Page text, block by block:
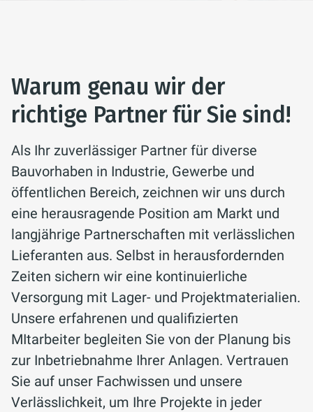
Warum genau wir der
richtige Partner für Sie sind!
Als Ihr zuverlässiger Partner für diverse
Bauvorhaben in Industrie, Gewerbe und
öffentlichen Bereich, zeichnen wir uns durch
eine herausragende Position am Markt und
langjährige Partnerschaften mit verlässlichen
Lieferanten aus. Selbst in herausfordernden
Zeiten sichern wir eine kontinuierliche
Versorgung mit Lager- und Projektmaterialien.
Unsere erfahrenen und qualifizierten
MItarbeiter begleiten Sie von der Planung bis
zur Inbetriebnahme Ihrer Anlagen. Vertrauen
Sie auf unser Fachwissen und unsere
Verlässlichkeit, um Ihre Projekte in jeder